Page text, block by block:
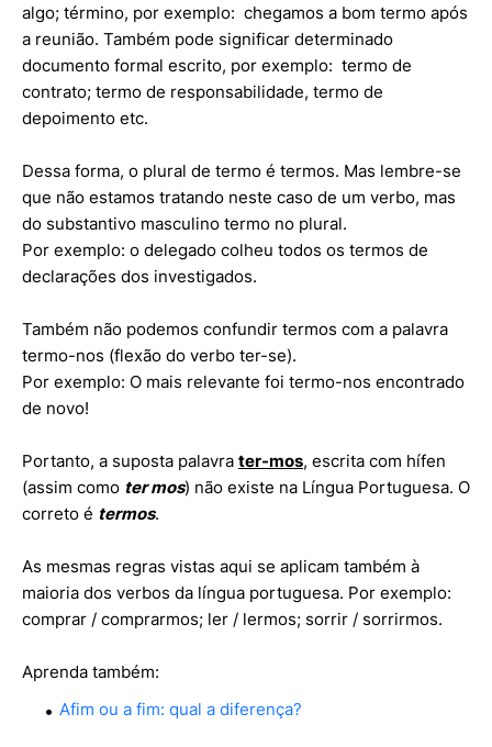
algo; término, por exemplo: chegamos a bom termo após
a reunião. Também pode significar determinado
documento formal escrito, por exemplo: termo de
contrato; termo de responsabilidade, termo de
depoimento etc.
Dessa forma, o plural de termo é termos. Mas lembre-se
que não estamos tratando neste caso de um verbo, mas
do substantivo masculino termo no plural.
Por exemplo: o delegado colheu todos os termos de
declarações dos investigados.
Também não podemos confundir termos com a palavra
termo-nos (flexão do verbo ter-se).
Por exemplo: O mais relevante foi termo-nos encontrado
de novo!
Portanto, a suposta palavra ter-mos, escrita com hífen
(assim como ter mos) não existe na Língua Portuguesa. O
correto é termos.
As mesmas regras vistas aqui se aplicam também à
maioria dos verbos da língua portuguesa. Por exemplo:
comprar / comprarmos; ler / lermos; sorrir / sorrirmos.
Aprenda também:
Afim ou a fim: qual a diferença?